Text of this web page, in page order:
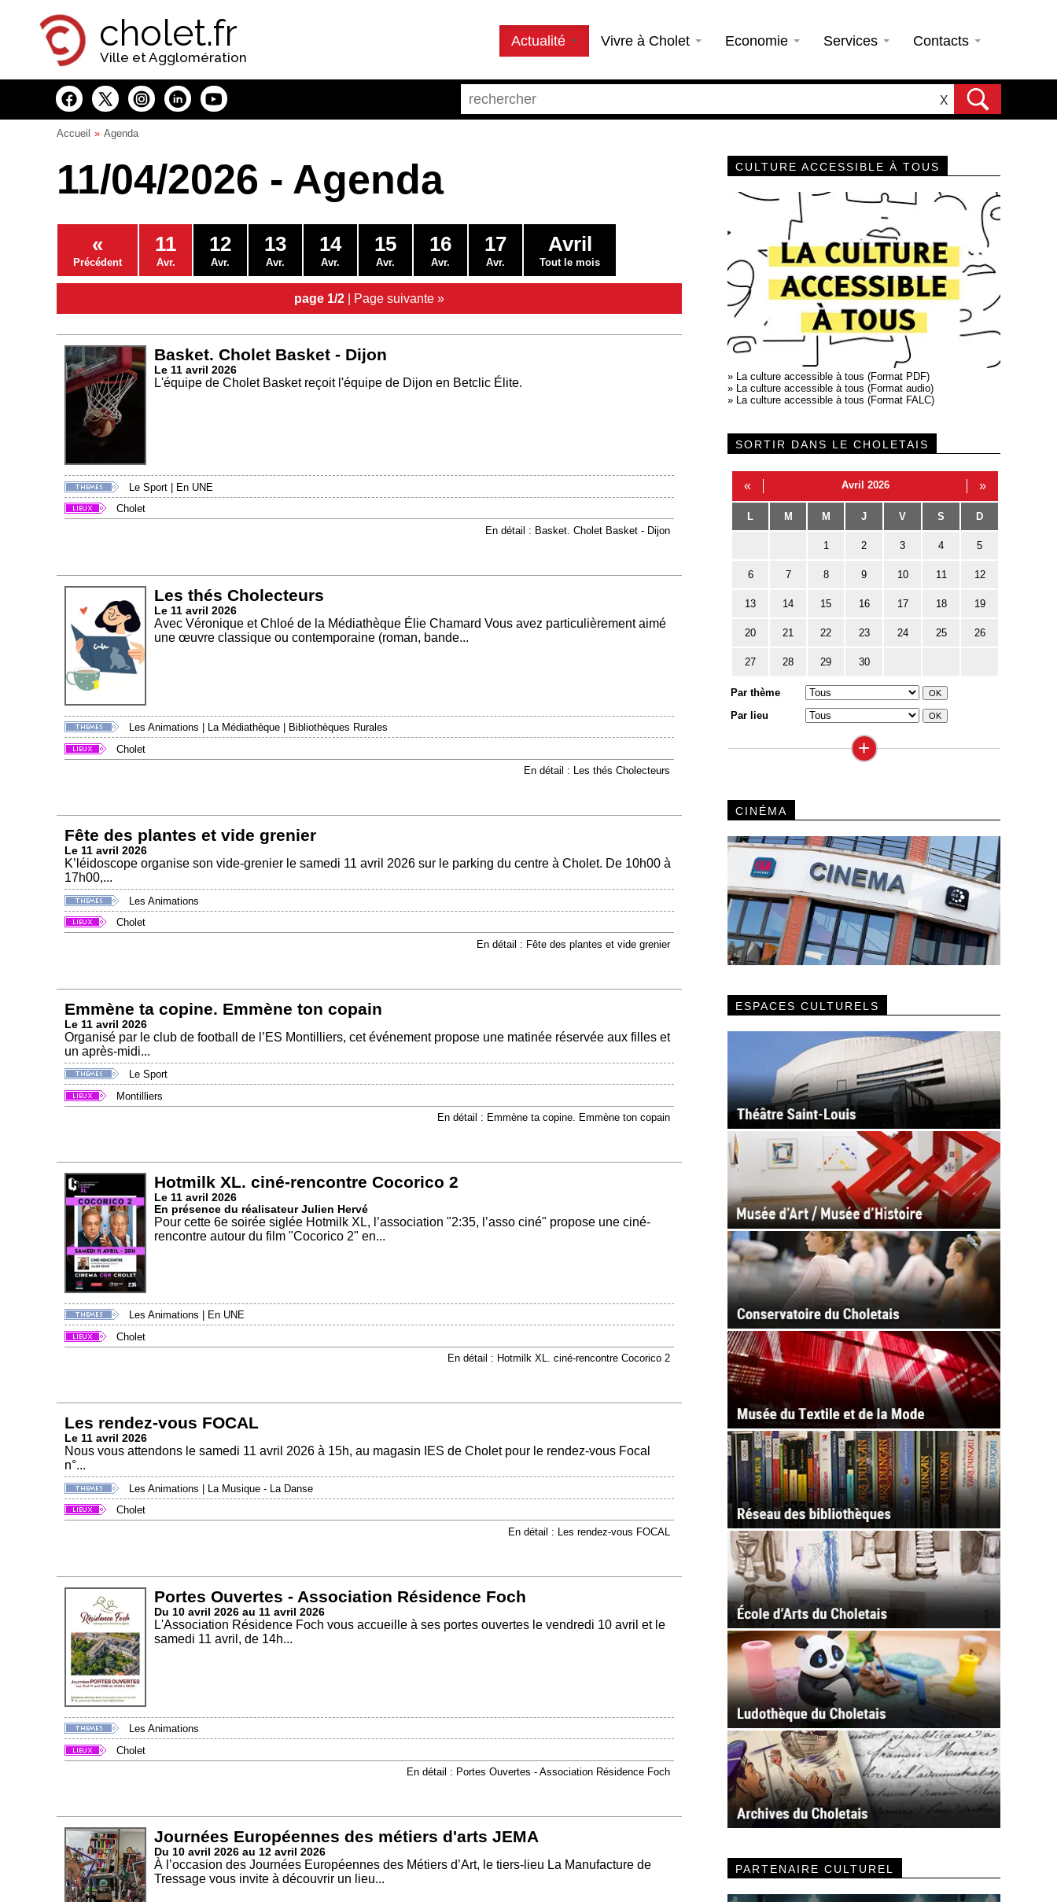
cholet.fr
Ville et Agglomération
Actualité Vivre à Cholet Economie Services Contacts
X
Accueil Agenda
11/04/2026 - Agenda
«
Précédent
11
Avr.
12
Avr.
13
Avr.
14
Avr.
15
Avr.
16
Avr.
17
Avr.
Avril
Tout le mois
page 1/2 | Page suivante »
Basket. Cholet Basket - Dijon
Le 11 avril 2026
L'équipe de Cholet Basket reçoit l'équipe de Dijon en Betclic Élite.
Le Sport
En UNE
Cholet
En détail : Basket. Cholet Basket - Dijon
Les thés Cholecteurs
Le 11 avril 2026
Avec Véronique et Chloé de la Médiathèque Élie Chamard Vous avez particulièrement aimé
une œuvre classique ou contemporaine (roman, bande...
Les Animations La Médiathèque
Bibliothèques Rurales
Cholet
En détail : Les thés Cholecteurs
Fête des plantes et vide grenier
Le 11 avril 2026
K’léidoscope organise son vide-grenier le samedi 11 avril 2026 sur le parking du centre à Cholet. De 10h00 à
17h00,...
Les Animations
Cholet
En détail : Fête des plantes et vide grenier
Emmène ta copine. Emmène ton copain
Le 11 avril 2026
Organisé par le club de football de l’ES Montilliers, cet événement propose une matinée réservée aux filles et
un après-midi...
Le Sport
Montilliers
En détail : Emmène ta copine. Emmène ton copain
Hotmilk XL. ciné-rencontre Cocorico 2
Le 11 avril 2026
En présence du réalisateur Julien Hervé
Pour cette 6e soirée siglée Hotmilk XL, l’association "2:35, l’asso ciné" propose une ciné-
rencontre autour du film "Cocorico 2" en...
Les Animations
En UNE
Cholet
En détail : Hotmilk XL. ciné-rencontre Cocorico 2
Les rendez-vous FOCAL
Le 11 avril 2026
Nous vous attendons le samedi 11 avril 2026 à 15h, au magasin IES de Cholet pour le rendez-vous Focal
n°...
Les Animations | La Musique - La Danse
Cholet
En détail : Les rendez-vous FOCAL
Portes Ouvertes - Association Résidence Foch
Du 10 avril 2026 au 11 avril 2026
L'Association Résidence Foch vous accueille à ses portes ouvertes le vendredi 10 avril et le
samedi 11 avril, de 14h...
Les Animations
Cholet
En détail : Portes Ouvertes - Association Résidence Foch
Journées Européennes des métiers d'arts JEMA
Du 10 avril 2026 au 12 avril 2026
À l’occasion des Journées Européennes des Métiers d’Art, le tiers-lieu La Manufacture de
Tressage vous invite à découvrir un lieu...
CULTURE ACCESSIBLE À TOUS
» La culture accessible à tous (Format PDF)
» La culture accessible à tous (Format audio)
» La culture accessible à tous (Format FALC)
SORTIR DANS LE CHOLETAIS
« Avril 2026 »
L M M J V S D
1 2 3 4 5
6 7 8 9 10 11 12
13 14 15 16 17 18 19
20 21 22 23 24 25 26
27 28 29 30
Par thème
Par lieu
+
CINÉMA
ESPACES CULTURELS
PARTENAIRE CULTUREL